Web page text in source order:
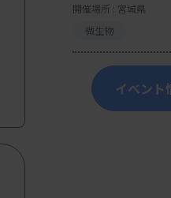
開催場所 : 宮城県
微生物
イベント